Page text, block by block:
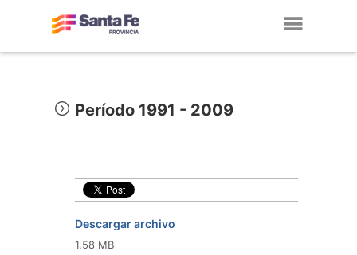
Período 1991 - 2009
Descargar archivo
1,58 MB